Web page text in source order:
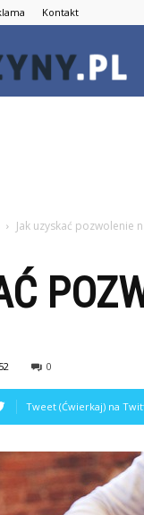
Kontakt
Jak uzyskać pozwolenie
0
Tweet (Ćwierkaj) na